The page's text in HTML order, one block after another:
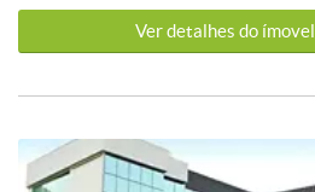
Social Decorado
Ver detalhes do ímovel